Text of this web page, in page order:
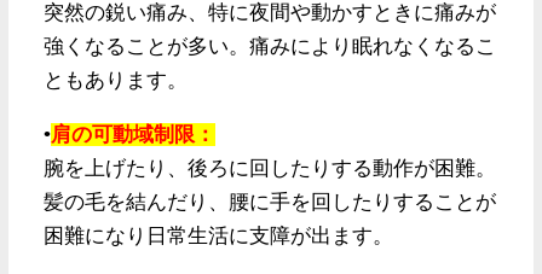
突然の鋭い痛み、特に夜間や動かすときに痛みが
強くなることが多い。痛みにより眠れなくなるこ
ともあります。
•肩の可動域制限：
腕を上げたり、後ろに回したりする動作が困難。
髪の毛を結んだり、腰に手を回したりすることが
困難になり日常生活に支障が出ます。